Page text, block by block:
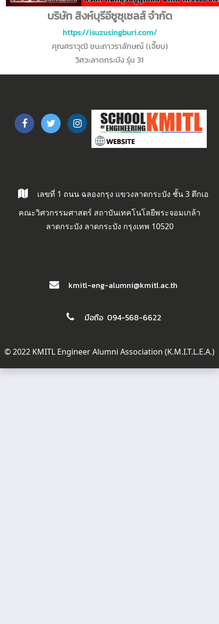
บริษัท สิงห์บุรีอีซูซุเซลส์ จำกัด
https://isuzusingburi.com/
คุณศราวุฒิ ชนะถาวราลักษณ์ (เจี๊ยบ)
วิศวะลาดกระบัง รุ่น 31
เลขที่ 1 ถนน ฉลองกรุง แขวงลาดกระบัง ชั้น 3 ตึกเอ
คณะวิศวกรรมศาสตร์ สถาบันเทคโนโลยีพระจอมเกล้า
ลาดกระบัง ลาดกระบัง กรุงเทพ 10520
kmitl-eng-alumni@kmitl.ac.th
มือถือ 094-568-6622
© 2022 KMITL Engineer Alumni Association (K.M.I.T.L.E.A.)